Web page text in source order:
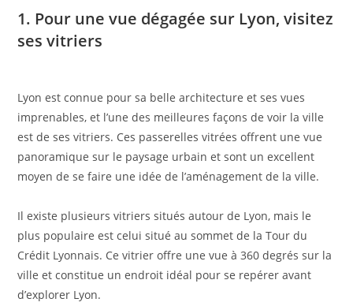
1. Pour une vue dégagée sur Lyon, visitez
ses vitriers
Lyon est connue pour sa belle architecture et ses vues
imprenables, et l’une des meilleures façons de voir la ville
est de ses vitriers. Ces passerelles vitrées offrent une vue
panoramique sur le paysage urbain et sont un excellent
moyen de se faire une idée de l’aménagement de la ville.
Il existe plusieurs vitriers situés autour de Lyon, mais le
plus populaire est celui situé au sommet de la Tour du
Crédit Lyonnais. Ce vitrier offre une vue à 360 degrés sur la
ville et constitue un endroit idéal pour se repérer avant
d’explorer Lyon.